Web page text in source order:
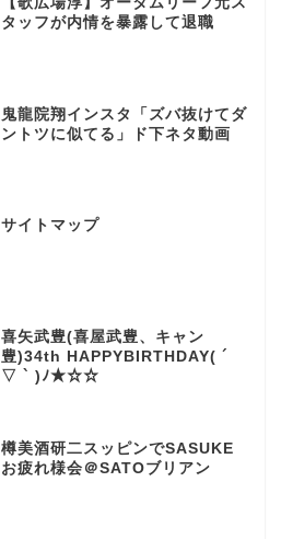
タッフが内情を暴露して退職
鬼龍院翔インスタ「ズバ抜けてダ
ントツに似てる」ド下ネタ動画
サイトマップ
喜矢武豊(喜屋武豊、キャン
豊)34th HAPPYBIRTHDAY( ´
▽ ` )ﾉ★☆☆
樽美酒研二スッピンでSASUKE
お疲れ様会＠SATOブリアン